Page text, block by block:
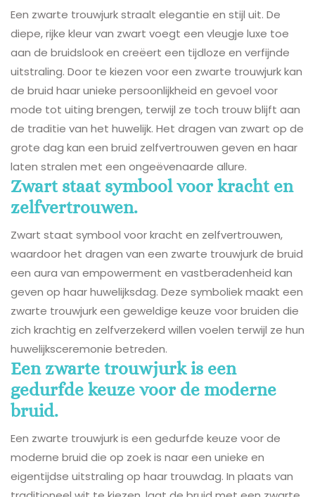
Een zwarte trouwjurk straalt elegantie en stijl uit. De
diepe, rijke kleur van zwart voegt een vleugje luxe toe
aan de bruidslook en creëert een tijdloze en verfijnde
uitstraling. Door te kiezen voor een zwarte trouwjurk kan
de bruid haar unieke persoonlijkheid en gevoel voor
mode tot uiting brengen, terwijl ze toch trouw blijft aan
de traditie van het huwelijk. Het dragen van zwart op de
grote dag kan een bruid zelfvertrouwen geven en haar
laten stralen met een ongeëvenaarde allure.
Zwart staat symbool voor kracht en
zelfvertrouwen.
Zwart staat symbool voor kracht en zelfvertrouwen,
waardoor het dragen van een zwarte trouwjurk de bruid
een aura van empowerment en vastberadenheid kan
geven op haar huwelijksdag. Deze symboliek maakt een
zwarte trouwjurk een geweldige keuze voor bruiden die
zich krachtig en zelfverzekerd willen voelen terwijl ze hun
huwelijksceremonie betreden.
Een zwarte trouwjurk is een
gedurfde keuze voor de moderne
bruid.
Een zwarte trouwjurk is een gedurfde keuze voor de
moderne bruid die op zoek is naar een unieke en
eigentijdse uitstraling op haar trouwdag. In plaats van